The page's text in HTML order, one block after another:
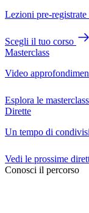
Lezioni pre-
Scegli il tuo corso
Masterclass
Video
Esplora le masterclass
Dirette
Un tempo di
Vedi le prossime
Conosci il percorso